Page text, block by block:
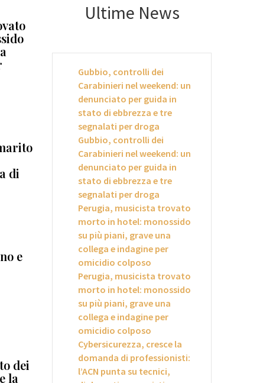
di
e
dei
la
Ultime News
Gubbio, controlli dei
Carabinieri nel weekend: un
denunciato per guida in
stato di ebbrezza e tre
segnalati per droga
Gubbio, controlli dei
Carabinieri nel weekend: un
denunciato per guida in
stato di ebbrezza e tre
segnalati per droga
Perugia, musicista trovato
morto in hotel: monossido
su più piani, grave una
collega e indagine per
omicidio colposo
Perugia, musicista trovato
morto in hotel: monossido
su più piani, grave una
collega e indagine per
omicidio colposo
Cybersicurezza, cresce la
domanda di professionisti:
l’ACN punta su tecnici,